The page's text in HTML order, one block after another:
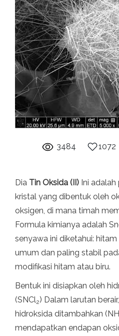
3484 1072
Dia Tin Oksida (II) Ini
kristal yang dibentuk oleh
oksigen, di mana timah
Formula kimianya adalah
senyawa ini diketahui:
umum dan paling stabil
modifikasi hitam atau biru.
Bentuk ini disiapkan oleh
(SNCl2) Dalam larutan
hidroksida ditambahkan (NH
mendapatkan endapan